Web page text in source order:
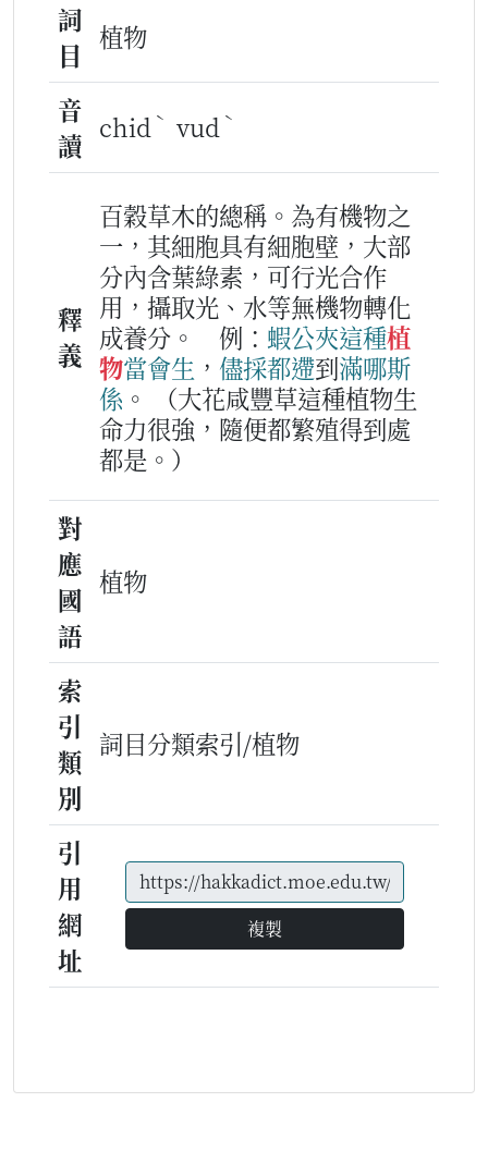
詞
目
植物
音
讀
chid ˋ vud ˋ
釋
義
百穀草木的總稱。為有機物之
一，其細胞具有細胞壁，大部
分內含葉綠素，可行光合作
用，攝取光、水等無機物轉化
成養分。
例： 蝦公夾這種植
物當會生 ， 儘採都遰到滿哪斯
係 。
（大花咸豐草這種植物生
命力很強，隨便都繁殖得到處
都是。）
對
應
國
語
植物
索
引
類
別
詞目分類索引/植物
引
用
網
址
複製